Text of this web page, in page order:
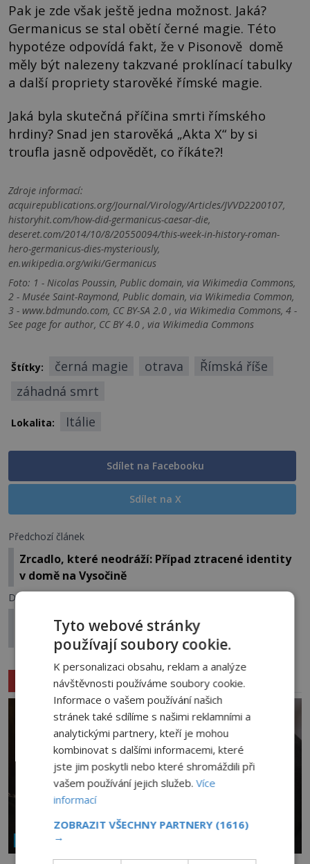
Pak je zde však ještě jedna možnost. Jaká?
Germanicus se stal obětí černé magie. Této
hypotéze odpovídá fakt, že v Pisonově domě
měly být nalezeny takzvané proklínací tabulky
a další propriety starověké římské magie.
Jaká byla skutečná příčina smrti římského
hrdiny? Snad jen starověká „Akta X“ by si
troufla jasně odpovědět, co říkáte?!
Zdroje informací:
acquirepublications.org/Journal/Virology/Articles/JVVD2200107,
historyhit.com/how-did-germanicus-caesar-die,
deseret.com/2014/10/8/20550094/this-week-in-history-roman-
hero-germanicus-dies-mysteriously,
en.wikipedia.org/wiki/Germanicus
Foto: 1 - Nicolas Poussin, Public domain, via Wikimedia Commons,
2 - Musée Saint-Raymond, Public domain, via Wikimedia Common,
3 - www.bdmundo.com, CC BY-SA 2.0 , via Wikimedia Commons, 4 -
See page for author, CC BY 4.0 , via Wikimedia Commons
Štítky: černá magie otrava
Římská říše
záhadná smrt
Lokalita: Itálie
Sdílet na Facebooku
Sdílet na X
Předchozí článek
Zrcadlo, které neodráží: Případ ztracené identity
v domě na Vysočině
Další článek
Kehua: Maorské legendy o duších, které nenašly
Související články
NÁBOŽENSTVÍ A OKULTISMUS
Tyto webové stránky
používají soubory cookie.
K personalizaci obsahu, reklam a analýze
návštěvnosti používáme soubory cookie.
Informace o vašem používání našich
stránek také sdílíme s našimi reklamními a
analytickými partnery, kteří je mohou
kombinovat s dalšími informacemi, které
jste jim poskytli nebo které shromáždili při
vašem používání jejich služeb.Více
informací
ZOBRAZIT VŠECHNY PARTNERY (1616)
→